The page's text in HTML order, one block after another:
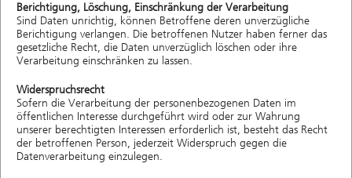
Berichtigung, Löschung, Einschränkung der Verarbeitung
Sind Daten unrichtig, können Betroffene deren unverzügliche
Berichtigung verlangen. Die betroffenen Nutzer haben ferner das
gesetzliche Recht, die Daten unverzüglich löschen oder ihre
Verarbeitung einschränken zu lassen.
Widerspruchsrecht
Sofern die Verarbeitung der personenbezogenen Daten im
öffentlichen Interesse durchgeführt wird oder zur Wahrung
unserer berechtigten Interessen erforderlich ist, besteht das Recht
der betroffenen Person, jederzeit Widerspruch gegen die
Datenverarbeitung einzulegen.